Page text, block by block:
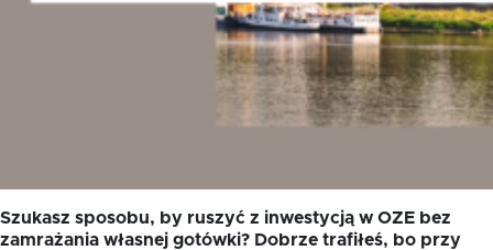
Szukasz sposobu, by ruszyć z inwestycją w OZE bez
zamrażania własnej gotówki? Dobrze trafiłeś, bo przy